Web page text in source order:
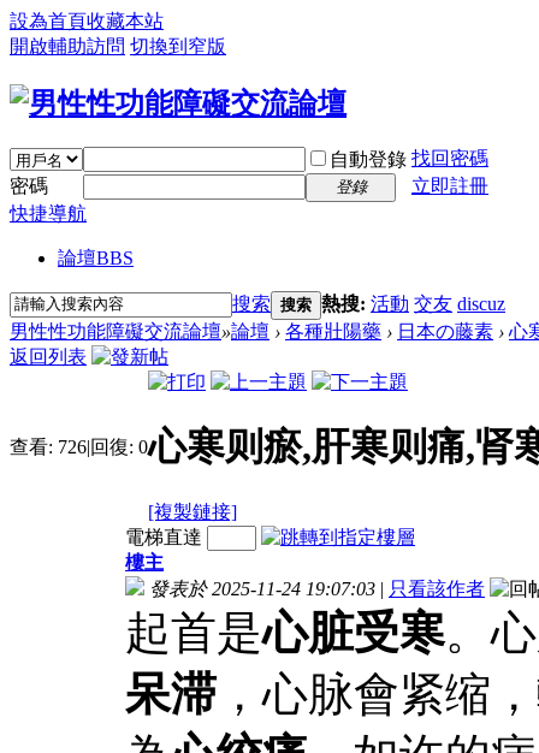
設為首頁收藏本站
開啟輔助訪問 切換到窄版
自動登錄 找回密碼
密碼
登錄
立即註冊
快捷導航
論壇BBS
搜索 搜索 熱搜: 活動 交友 discuz
男性性功能障礙交流論壇»論壇 › 各種壯陽藥 › 日本の藤素 › 心
返回列表
查看: 726|回復: 0心寒则瘀,肝寒则痛,肾
[複製鏈接]
電梯直達
樓主
發表於 2025-11-24 19:07:03 | 只看該作者
起首是心脏受寒。
呆滞，心脉會紧缩